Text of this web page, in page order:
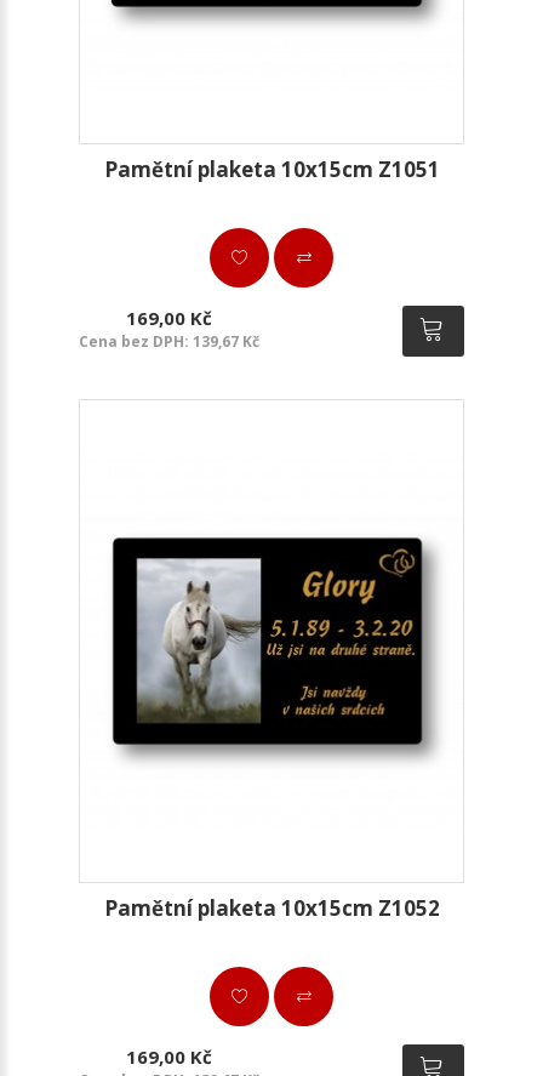
Pamětní plaketa 10x15cm Z1051
169,00 Kč
Cena bez DPH: 139,67 Kč
Pamětní plaketa 10x15cm Z1052
169,00 Kč